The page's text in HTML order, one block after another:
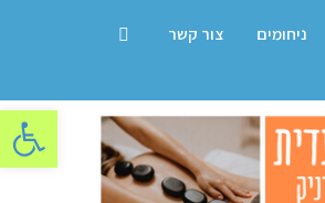
פתח
ניחומים צור קשר